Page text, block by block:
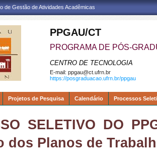
de Gestão de Atividades Acadêmicas
PPGAU/CT
PROGRAMA DE PÓS-
CENTRO DE TECNOLOGIA
E-mail: ppgau@ct.ufrn.br
https://posgraduacao.ufrn.br/ppgau
Projetos de Pesquisa Calendário Processos
SELETIVO DO
dos Planos de